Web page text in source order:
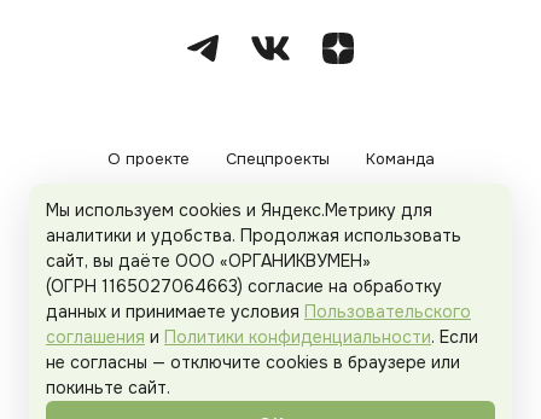
О проекте Спецпроекты Команда
Рекламодателям Политика конфиденциальности
Пользовательское соглашение
Organicwoman.ru . Все права защищены.
Мы используем cookies и Яндекс.Метрику для
аналитики и удобства. Продолжая использовать
сайт, вы даёте ООО «ОРГАНИКВУМЕН»
(ОГРН 1165027064663) согласие на обработку
данных и принимаете условия Пользовательского
соглашения и Политики конфиденциальности. Если
не согласны — отключите cookies в браузере или
покиньте сайт.